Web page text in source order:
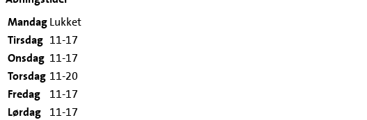
MandagLukket
Tirsdag 11-17
Onsdag 11-17
Torsdag 11-20
Fredag
11-17
Lørdag
11-17